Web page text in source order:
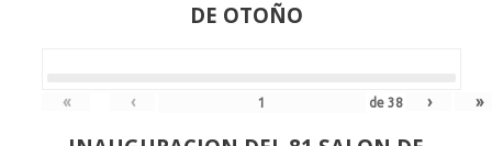
DE OTOÑO
« ‹ de38 › »